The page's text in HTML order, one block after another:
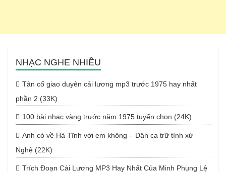
NHẠC NGHE NHIỀU
Tân cổ giao duyên cải lương mp3 trước 1975 hay nhất
phần 2 (33K)
100 bài nhạc vàng trước năm 1975 tuyển chọn (24K)
Anh có về Hà Tĩnh với em không – Dân ca trữ tình xứ
Nghệ (22K)
Trích Đoạn Cải Lương MP3 Hay Nhất Của Minh Phụng Lệ